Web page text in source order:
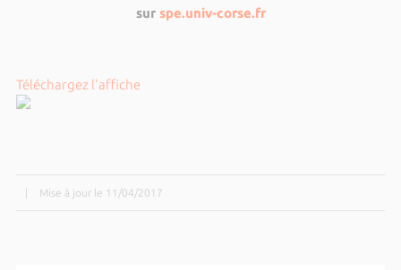
sur spe.univ-corse.fr
Téléchargez l'affiche
Mise à jour le 11/04/2017